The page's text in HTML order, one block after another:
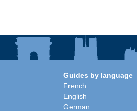
Guides by language
French
English
German